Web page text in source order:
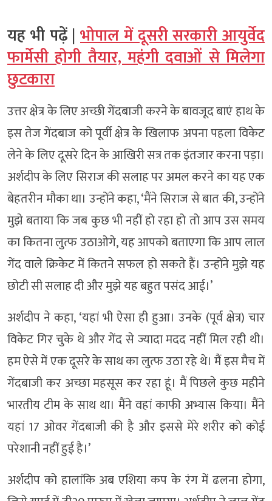
यह भी पढ़ें | भोपाल में दूसरी सरकारी आयुर्वेद
फार्मेसी होगी तैयार, महंगी दवाओं से मिलेगा
छुटकारा
उत्तर क्षेत्र के लिए अच्छी गेंदबाजी करने के बावजूद बाएं हाथ के
इस तेज गेंदबाज को पूर्वी क्षेत्र के खिलाफ अपना पहला विकेट
लेने के लिए दूसरे दिन के आखिरी सत्र तक इंतजार करना पड़ा।
अर्शदीप के लिए सिराज की सलाह पर अमल करने का यह एक
बेहतरीन मौका था। उन्होंने कहा, ‘मैंने सिराज से बात की, उन्होंने
मुझे बताया कि जब कुछ भी नहीं हो रहा हो तो आप उस समय
का कितना लुत्फ उठाओगे, यह आपको बताएगा कि आप लाल
गेंद वाले क्रिकेट में कितने सफल हो सकते हैं। उन्होंने मुझे यह
छोटी सी सलाह दी और मुझे यह बहुत पसंद आई।’
अर्शदीप ने कहा, ‘यहां भी ऐसा ही हुआ। उनके (पूर्व क्षेत्र) चार
विकेट गिर चुके थे और गेंद से ज्यादा मदद नहीं मिल रही थी।
हम ऐसे में एक दूसरे के साथ का लुत्फ उठा रहे थे। मैं इस मैच में
गेंदबाजी कर अच्छा महसूस कर रहा हूं। मैं पिछले कुछ महीने
भारतीय टीम के साथ था। मैंने वहां काफी अभ्यास किया। मैंने
यहां 17 ओवर गेंदबाजी की है और इससे मेरे शरीर को कोई
परेशानी नहीं हुई है।’
अर्शदीप को हालांकि अब एशिया कप के रंग में ढलना होगा,